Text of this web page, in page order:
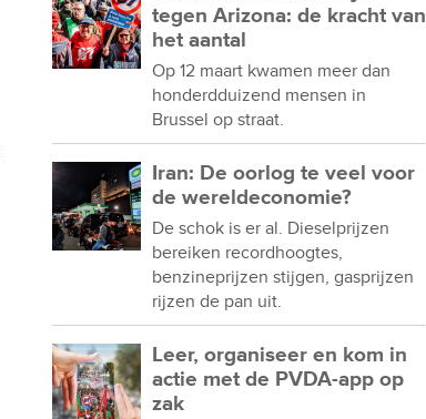
tegen Arizona: de kracht van
het aantal
Op 12 maart kwamen meer dan
honderdduizend mensen in
Brussel op straat.
Iran: De oorlog te veel voor
de wereldeconomie?
De schok is er al. Dieselprijzen
bereiken recordhoogtes,
benzineprijzen stijgen, gasprijzen
rijzen de pan uit.
Leer, organiseer en kom in
actie met de PVDA-app op
zak